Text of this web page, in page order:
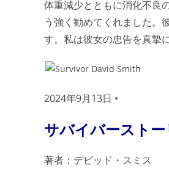
体重減少とともに消化不良
う強く勧めてくれました。
す。私は彼女の忠告を真摯
2024年9月13日 •
サバイバースト
著者：デビッド・スミス